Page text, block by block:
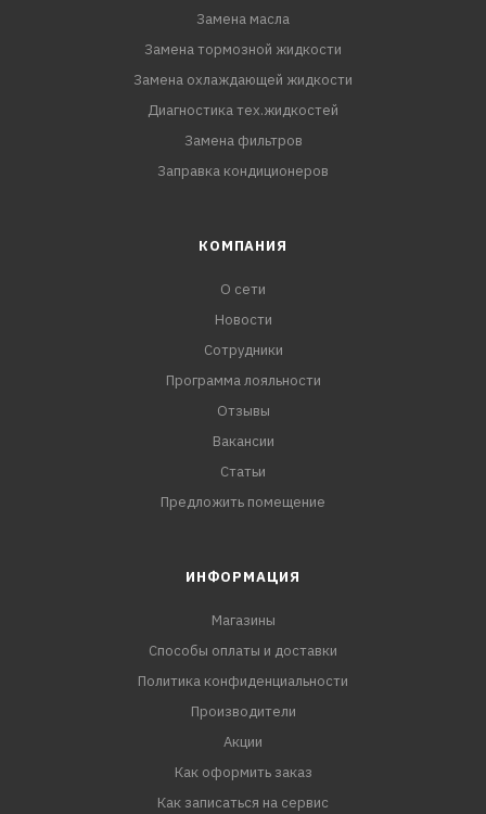
Замена масла
Замена тормозной жидкости
Замена охлаждающей жидкости
Диагностика тех.жидкостей
Замена фильтров
Заправка кондиционеров
КОМПАНИЯ
О сети
Новости
Сотрудники
Программа лояльности
Отзывы
Вакансии
Статьи
Предложить помещение
ИНФОРМАЦИЯ
Магазины
Способы оплаты и доставки
Политика конфиденциальности
Производители
Акции
Как оформить заказ
Как записаться на сервис